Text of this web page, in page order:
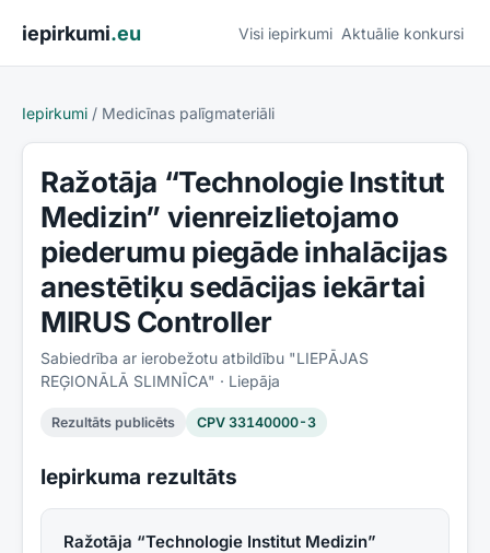
iepirkumi.eu Visi iepirkumi Aktuālie konkursi
Iepirkumi / Medicīnas palīgmateriāli
Ražotāja “Technologie Institut
Medizin” vienreizlietojamo
piederumu piegāde inhalācijas
anestētiķu sedācijas iekārtai
MIRUS Controller
Sabiedrība ar ierobežotu atbildību "LIEPĀJAS
REĢIONĀLĀ SLIMNĪCA" · Liepāja
Rezultāts publicēts CPV 33140000-3
Iepirkuma rezultāts
Ražotāja “Technologie Institut Medizin”